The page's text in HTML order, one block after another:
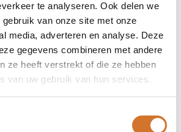
te analyseren. Ook delen we
van onze site met onze
media, adverteren en analyse. Deze
gegevens combineren met andere
ze heeft verstrekt of die ze hebben
van uw gebruik van hun services.